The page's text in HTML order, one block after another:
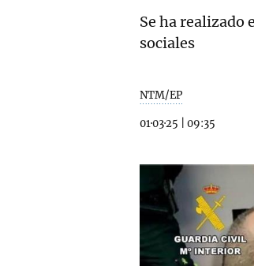
Se ha realizado
sociales
NTM/EP
01·03·25 09:35